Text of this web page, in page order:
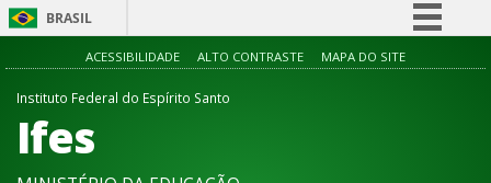
BRASIL
Simplifique!
ACESSIBILIDADE ALTO CONTRASTE MAPA DO SITE
Instituto Federal do Espírito Santo
Ifes